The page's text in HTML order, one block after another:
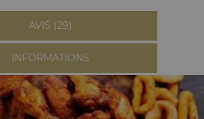
AVIS (29)
INFORMATIONS